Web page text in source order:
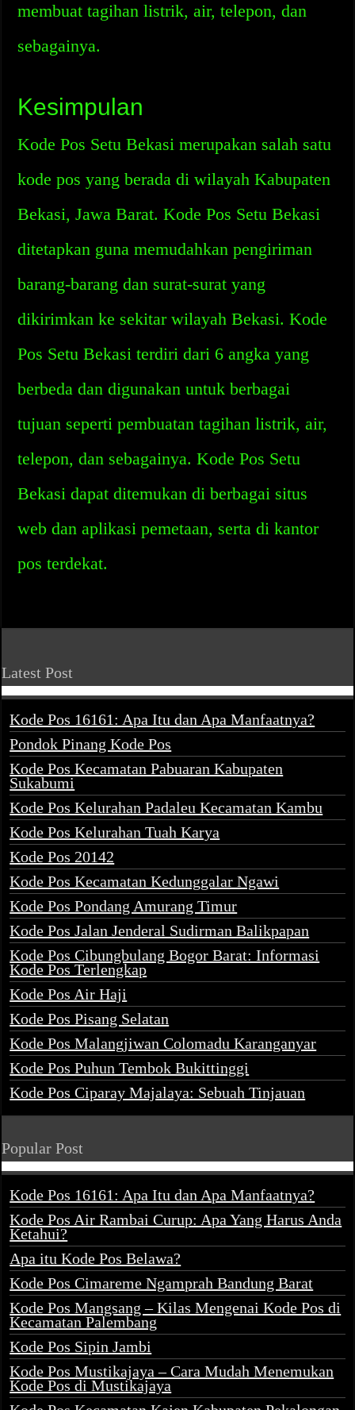
membuat tagihan listrik, air, telepon, dan
sebagainya.
Kesimpulan
Kode Pos Setu Bekasi merupakan salah satu
kode pos yang berada di wilayah Kabupaten
Bekasi, Jawa Barat. Kode Pos Setu Bekasi
ditetapkan guna memudahkan pengiriman
barang-barang dan surat-surat yang
dikirimkan ke sekitar wilayah Bekasi. Kode
Pos Setu Bekasi terdiri dari 6 angka yang
berbeda dan digunakan untuk berbagai
tujuan seperti pembuatan tagihan listrik, air,
telepon, dan sebagainya. Kode Pos Setu
Bekasi dapat ditemukan di berbagai situs
web dan aplikasi pemetaan, serta di kantor
pos terdekat.
Latest Post
Kode Pos 16161: Apa Itu dan Apa Manfaatnya?
Pondok Pinang Kode Pos
Kode Pos Kecamatan Pabuaran Kabupaten
Sukabumi
Kode Pos Kelurahan Padaleu Kecamatan Kambu
Kode Pos Kelurahan Tuah Karya
Kode Pos 20142
Kode Pos Kecamatan Kedunggalar Ngawi
Kode Pos Pondang Amurang Timur
Kode Pos Jalan Jenderal Sudirman Balikpapan
Kode Pos Cibungbulang Bogor Barat: Informasi
Kode Pos Terlengkap
Kode Pos Air Haji
Kode Pos Pisang Selatan
Kode Pos Malangjiwan Colomadu Karanganyar
Kode Pos Puhun Tembok Bukittinggi
Kode Pos Ciparay Majalaya: Sebuah Tinjauan
Popular Post
Kode Pos 16161: Apa Itu dan Apa Manfaatnya?
Kode Pos Air Rambai Curup: Apa Yang Harus Anda
Ketahui?
Apa itu Kode Pos Belawa?
Kode Pos Cimareme Ngamprah Bandung Barat
Kode Pos Mangsang – Kilas Mengenai Kode Pos di
Kecamatan Palembang
Kode Pos Sipin Jambi
Kode Pos Mustikajaya – Cara Mudah Menemukan
Kode Pos di Mustikajaya